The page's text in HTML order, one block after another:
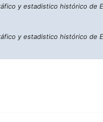
y estadistico histórico de
y estadistico histórico de